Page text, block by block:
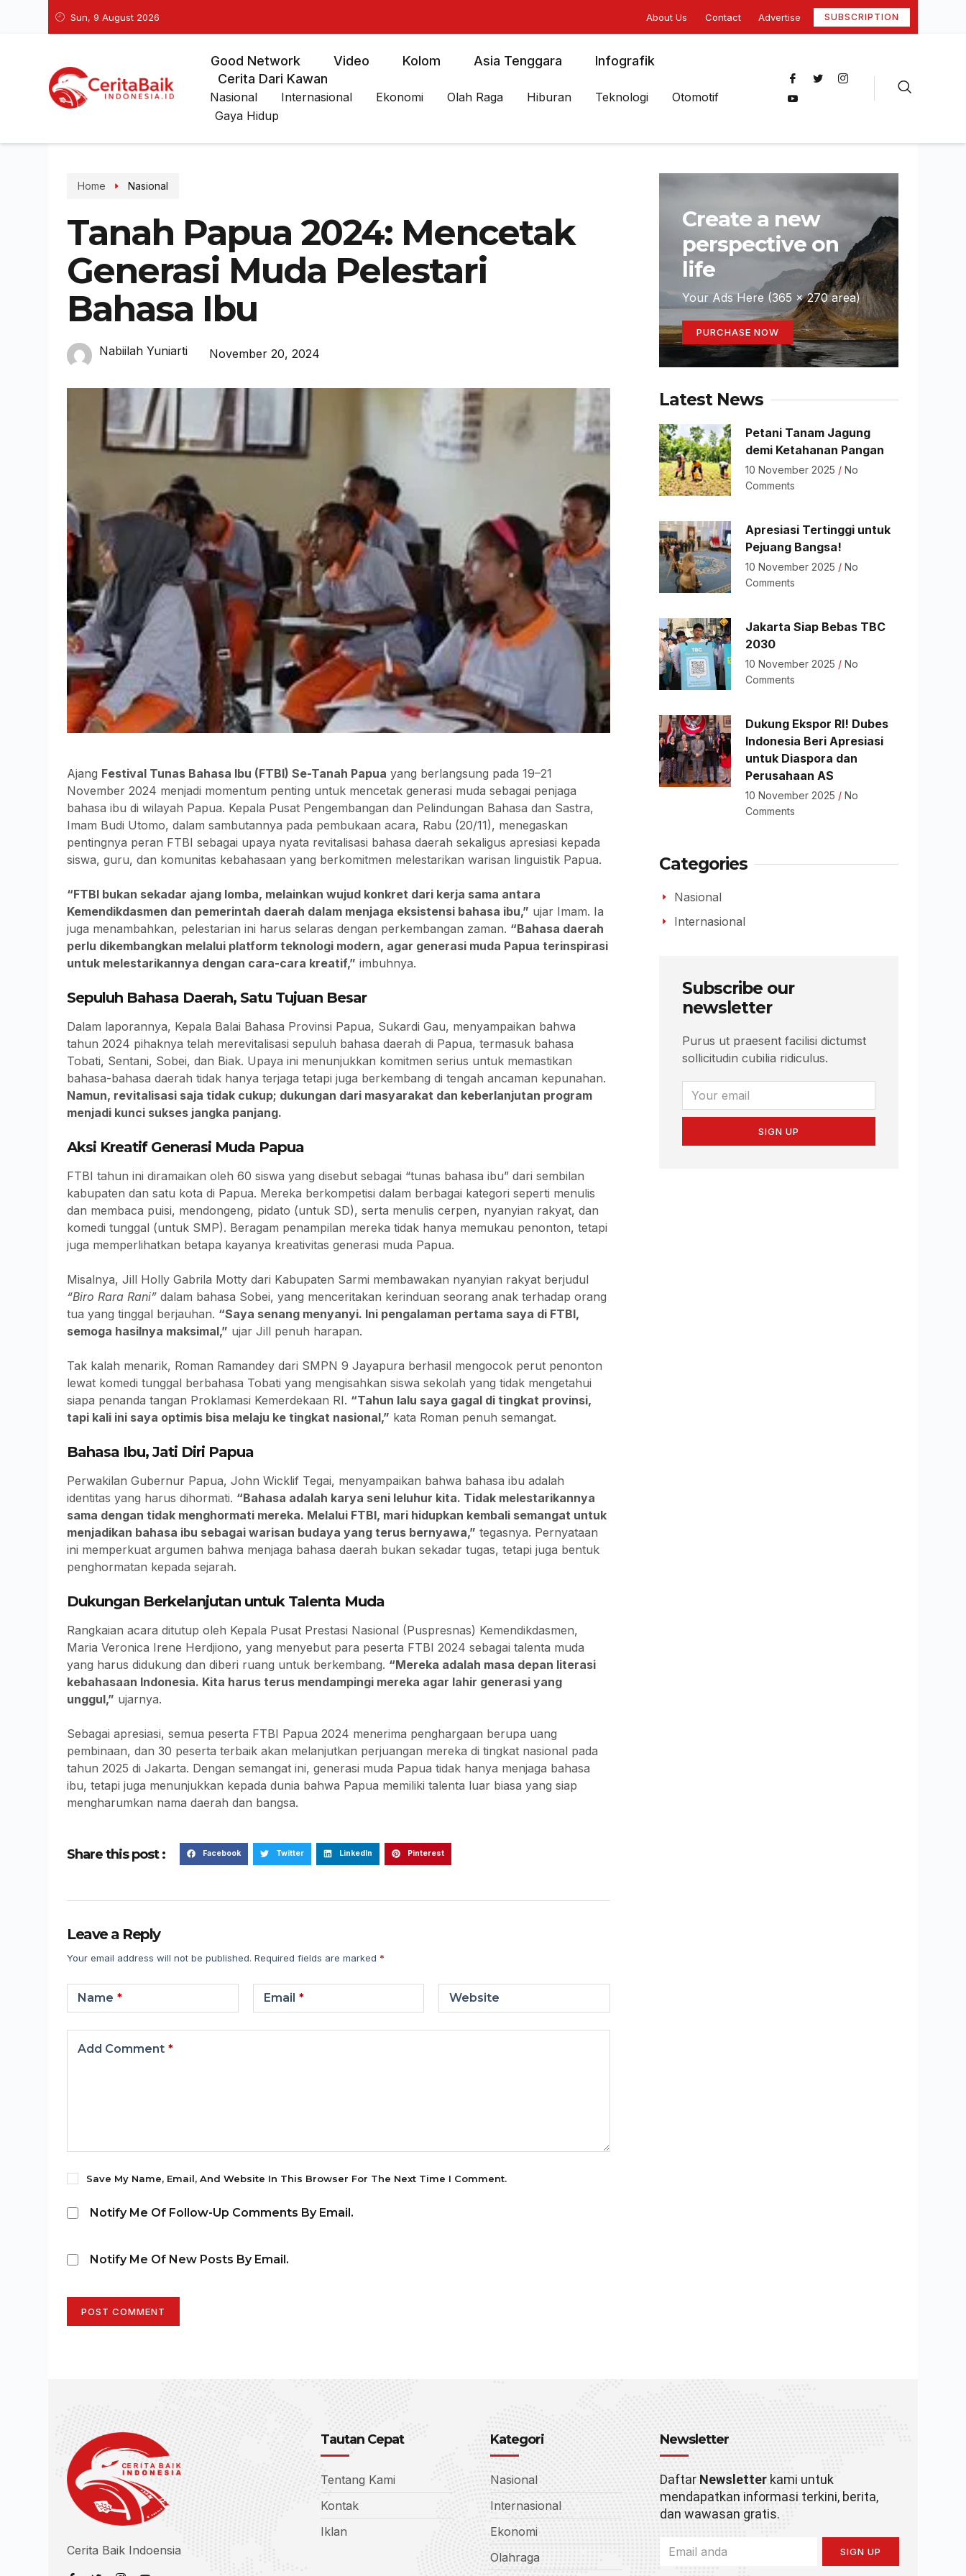
Sun, 9 August 2026 About Us Contact Advertise SUBSCRIPTION
Good Network Video Kolom Asia Tenggara
Infografik
Cerita Dari Kawan
Nasional Internasional Ekonomi Olah Raga Hiburan Teknologi
Otomotif
Gaya Hidup
Home Nasional
Tanah Papua 2024: Mencetak
Generasi Muda Pelestari
Bahasa Ibu
Nabiilah Yuniarti November 20, 2024
Ajang Festival Tunas Bahasa Ibu (FTBI) Se-Tanah Papua yang berlangsung pada 19–21
November 2024 menjadi momentum penting untuk mencetak generasi muda sebagai penjaga
bahasa ibu di wilayah Papua. Kepala Pusat Pengembangan dan Pelindungan Bahasa dan Sastra,
Imam Budi Utomo, dalam sambutannya pada pembukaan acara, Rabu (20/11), menegaskan
pentingnya peran FTBI sebagai upaya nyata revitalisasi bahasa daerah sekaligus apresiasi kepada
siswa, guru, dan komunitas kebahasaan yang berkomitmen melestarikan warisan linguistik Papua.
“FTBI bukan sekadar ajang lomba, melainkan wujud konkret dari kerja sama antara
Kemendikdasmen dan pemerintah daerah dalam menjaga eksistensi bahasa ibu,” ujar Imam. Ia
juga menambahkan, pelestarian ini harus selaras dengan perkembangan zaman. “Bahasa daerah
perlu dikembangkan melalui platform teknologi modern, agar generasi muda Papua terinspirasi
untuk melestarikannya dengan cara-cara kreatif,” imbuhnya.
Sepuluh Bahasa Daerah, Satu Tujuan Besar
Dalam laporannya, Kepala Balai Bahasa Provinsi Papua, Sukardi Gau, menyampaikan bahwa
tahun 2024 pihaknya telah merevitalisasi sepuluh bahasa daerah di Papua, termasuk bahasa
Tobati, Sentani, Sobei, dan Biak. Upaya ini menunjukkan komitmen serius untuk memastikan
bahasa-bahasa daerah tidak hanya terjaga tetapi juga berkembang di tengah ancaman kepunahan.
Namun, revitalisasi saja tidak cukup; dukungan dari masyarakat dan keberlanjutan program
menjadi kunci sukses jangka panjang.
Aksi Kreatif Generasi Muda Papua
FTBI tahun ini diramaikan oleh 60 siswa yang disebut sebagai “tunas bahasa ibu” dari sembilan
kabupaten dan satu kota di Papua. Mereka berkompetisi dalam berbagai kategori seperti menulis
dan membaca puisi, mendongeng, pidato (untuk SD), serta menulis cerpen, nyanyian rakyat, dan
komedi tunggal (untuk SMP). Beragam penampilan mereka tidak hanya memukau penonton, tetapi
juga memperlihatkan betapa kayanya kreativitas generasi muda Papua.
Misalnya, Jill Holly Gabrila Motty dari Kabupaten Sarmi membawakan nyanyian rakyat berjudul
“Biro Rara Rani” dalam bahasa Sobei, yang menceritakan kerinduan seorang anak terhadap orang
tua yang tinggal berjauhan. “Saya senang menyanyi. Ini pengalaman pertama saya di FTBI,
semoga hasilnya maksimal,” ujar Jill penuh harapan.
Tak kalah menarik, Roman Ramandey dari SMPN 9 Jayapura berhasil mengocok perut penonton
lewat komedi tunggal berbahasa Tobati yang mengisahkan siswa sekolah yang tidak mengetahui
siapa penanda tangan Proklamasi Kemerdekaan RI. “Tahun lalu saya gagal di tingkat provinsi,
tapi kali ini saya optimis bisa melaju ke tingkat nasional,” kata Roman penuh semangat.
Bahasa Ibu, Jati Diri Papua
Perwakilan Gubernur Papua, John Wicklif Tegai, menyampaikan bahwa bahasa ibu adalah
identitas yang harus dihormati. “Bahasa adalah karya seni leluhur kita. Tidak melestarikannya
sama dengan tidak menghormati mereka. Melalui FTBI, mari hidupkan kembali semangat untuk
menjadikan bahasa ibu sebagai warisan budaya yang terus bernyawa,” tegasnya. Pernyataan
ini memperkuat argumen bahwa menjaga bahasa daerah bukan sekadar tugas, tetapi juga bentuk
penghormatan kepada sejarah.
Dukungan Berkelanjutan untuk Talenta Muda
Rangkaian acara ditutup oleh Kepala Pusat Prestasi Nasional (Puspresnas) Kemendikdasmen,
Maria Veronica Irene Herdjiono, yang menyebut para peserta FTBI 2024 sebagai talenta muda
yang harus didukung dan diberi ruang untuk berkembang. “Mereka adalah masa depan literasi
kebahasaan Indonesia. Kita harus terus mendampingi mereka agar lahir generasi yang
unggul,” ujarnya.
Sebagai apresiasi, semua peserta FTBI Papua 2024 menerima penghargaan berupa uang
pembinaan, dan 30 peserta terbaik akan melanjutkan perjuangan mereka di tingkat nasional pada
tahun 2025 di Jakarta. Dengan semangat ini, generasi muda Papua tidak hanya menjaga bahasa
ibu, tetapi juga menunjukkan kepada dunia bahwa Papua memiliki talenta luar biasa yang siap
mengharumkan nama daerah dan bangsa.
Share this post : Facebook Twitter LinkedIn Pinterest
Leave a Reply
Your email address will not be published. Required fields are marked *
Name * Email * Website
Add Comment *
Save My Name, Email, And Website In This Browser For The Next Time I Comment.
Notify Me Of Follow-Up Comments By Email.
Notify Me Of New Posts By Email.
POST COMMENT
Create a new
perspective on
life
Your Ads Here (365 x 270 area)
PURCHASE NOW
Latest News
Petani Tanam Jagung
demi Ketahanan Pangan
10 November 2025
No
Comments
Apresiasi Tertinggi untuk
Pejuang Bangsa!
10 November 2025
No
Comments
Jakarta Siap Bebas TBC
2030
10 November 2025
No
Comments
Dukung Ekspor RI! Dubes
Indonesia Beri Apresiasi
untuk Diaspora dan
Perusahaan AS
10 November 2025
No
Comments
Categories
Nasional
Internasional
Subscribe our
newsletter
Purus ut praesent facilisi dictumst
sollicitudin cubilia ridiculus.
SIGN UP
Cerita Baik Indoensia
Tautan Cepat
Tentang Kami
Kontak
Iklan
Kategori
Nasional
Internasional
Ekonomi
Olahraga
Newsletter
Daftar Newsletterkami untuk
mendapatkan informasi terkini, berita,
dan wawasan gratis.
SIGN UP